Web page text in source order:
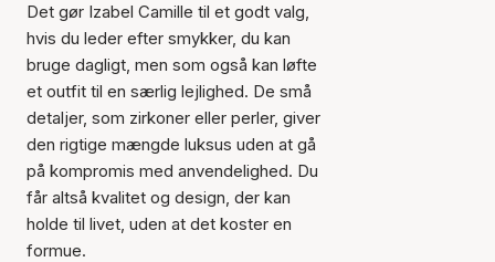
Det gør Izabel Camille til et godt valg,
hvis du leder efter smykker, du kan
bruge dagligt, men som også kan løfte
et outfit til en særlig lejlighed. De små
detaljer, som zirkoner eller perler, giver
den rigtige mængde luksus uden at gå
på kompromis med anvendelighed. Du
får altså kvalitet og design, der kan
holde til livet, uden at det koster en
formue.